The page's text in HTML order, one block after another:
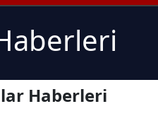
Ağrı
Amasya
Antalya
Haberleri